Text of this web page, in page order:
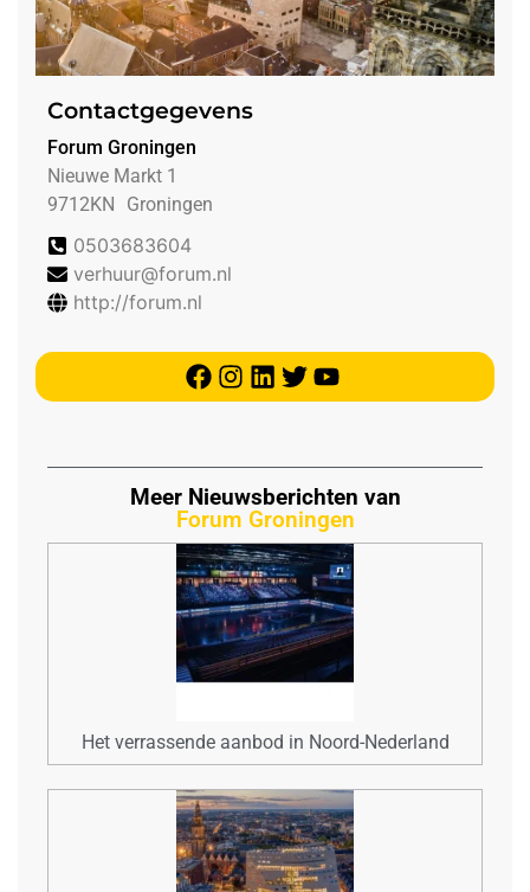
Contactgegevens
Forum Groningen
Nieuwe Markt 1
9712KN
Groningen
0503683604
verhuur@forum.nl
http://forum.nl
Meer Nieuwsberichten van
Forum Groningen
Het verrassende aanbod in Noord-Nederland